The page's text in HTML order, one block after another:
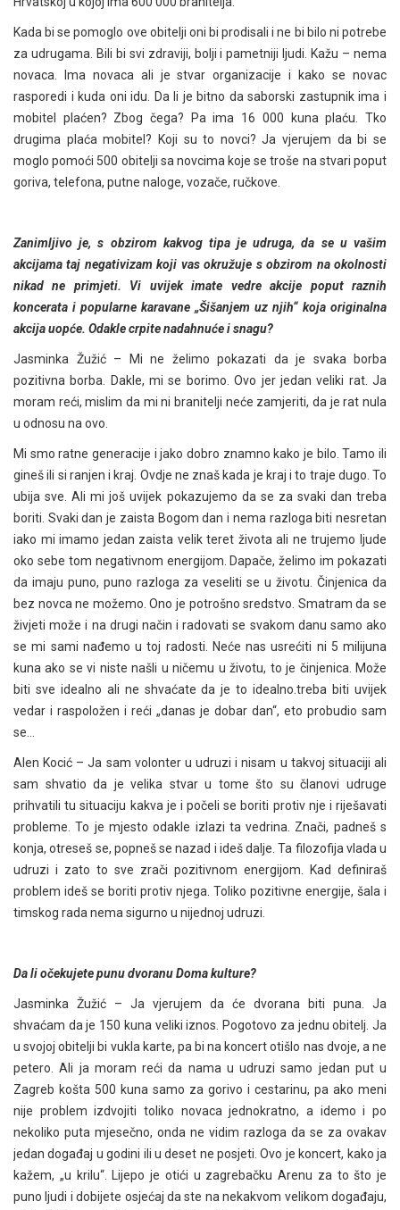
Kada bi se pomoglo ove obitelji oni bi prodisali i ne bi bilo ni potrebe
za udrugama. Bili bi svi zdraviji, bolji i pametniji ljudi. Kažu – nema
novaca. Ima novaca ali je stvar organizacije i kako se novac
rasporedi i kuda oni idu. Da li je bitno da saborski zastupnik ima i
mobitel plaćen? Zbog čega? Pa ima 16 000 kuna plaću. Tko
drugima plaća mobitel? Koji su to novci? Ja vjerujem da bi se
moglo pomoći 500 obitelji sa novcima koje se troše na stvari poput
goriva, telefona, putne naloge, vozače, ručkove.
Zanimljivo je, s obzirom kakvog tipa je udruga, da se u vašim
akcijama taj negativizam koji vas okružuje s obzirom na okolnosti
nikad ne primjeti. Vi uvijek imate vedre akcije poput raznih
koncerata i popularne karavane „Šišanjem uz njih“ koja originalna
akcija uopće. Odakle crpite nadahnuće i snagu?
Jasminka Žužić – Mi ne želimo pokazati da je svaka borba
pozitivna borba. Dakle, mi se borimo. Ovo jer jedan veliki rat. Ja
moram reći, mislim da mi ni branitelji neće zamjeriti, da je rat nula
u odnosu na ovo.
Mi smo ratne generacije i jako dobro znamno kako je bilo. Tamo ili
gineš ili si ranjen i kraj. Ovdje ne znaš kada je kraj i to traje dugo. To
ubija sve. Ali mi još uvijek pokazujemo da se za svaki dan treba
boriti. Svaki dan je zaista Bogom dan i nema razloga biti nesretan
iako mi imamo jedan zaista velik teret života ali ne trujemo ljude
oko sebe tom negativnom energijom. Dapače, želimo im pokazati
da imaju puno, puno razloga za veseliti se u životu. Činjenica da
bez novca ne možemo. Ono je potrošno sredstvo. Smatram da se
živjeti može i na drugi način i radovati se svakom danu samo ako
se mi sami nađemo u toj radosti. Neće nas usrećiti ni 5 milijuna
kuna ako se vi niste našli u ničemu u životu, to je činjenica. Može
biti sve idealno ali ne shvaćate da je to idealno.treba biti uvijek
vedar i raspoložen i reći „danas je dobar dan“, eto probudio sam
se…
Alen Kocić – Ja sam volonter u udruzi i nisam u takvoj situaciji ali
sam shvatio da je velika stvar u tome što su članovi udruge
prihvatili tu situaciju kakva je i počeli se boriti protiv nje i riješavati
probleme. To je mjesto odakle izlazi ta vedrina. Znači, padneš s
konja, otreseš se, popneš se nazad i ideš dalje. Ta filozofija vlada u
udruzi i zato to sve zrači pozitivnom energijom. Kad definiraš
problem ideš se boriti protiv njega. Toliko pozitivne energije, šala i
timskog rada nema sigurno u nijednoj udruzi.
Da li očekujete punu dvoranu Doma kulture?
Jasminka Žužić – Ja vjerujem da će dvorana biti puna. Ja
shvaćam da je 150 kuna veliki iznos. Pogotovo za jednu obitelj. Ja
u svojoj obitelji bi vukla karte, pa bi na koncert otišlo nas dvoje, a ne
petero. Ali ja moram reći da nama u udruzi samo jedan put u
Zagreb košta 500 kuna samo za gorivo i cestarinu, pa ako meni
nije problem izdvojiti toliko novaca jednokratno, a idemo i po
nekoliko puta mjesečno, onda ne vidim razloga da se za ovakav
jedan događaj u godini ili u deset ne posjeti. Ovo je koncert, kako ja
kažem, „u krilu“. Lijepo je otići u zagrebačku Arenu za to što je
puno ljudi i dobijete osjećaj da ste na nekakvom velikom događaju,